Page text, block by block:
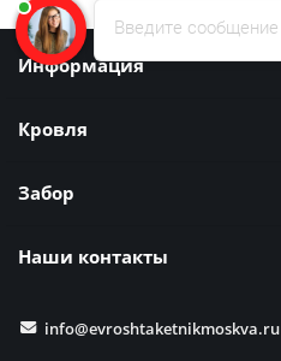
Информация
Кровля
Забор
Наши контакты
info@evroshtaketnikmoskva.ru
Введите сообщение